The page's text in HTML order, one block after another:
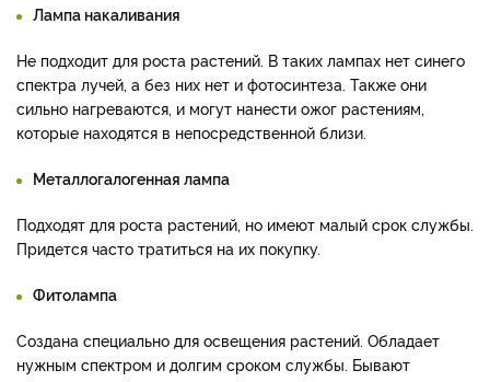
Лампа накаливания
Не подходит для роста растений. В таких лампах нет синего
спектра лучей, а без них нет и фотосинтеза. Также они
сильно нагреваются, и могут нанести ожог растениям,
которые находятся в непосредственной близи.
Металлогалогенная лампа
Подходят для роста растений, но имеют малый срок службы.
Придется часто тратиться на их покупку.
Фитолампа
Создана специально для освещения растений. Обладает
нужным спектром и долгим сроком службы. Бывают